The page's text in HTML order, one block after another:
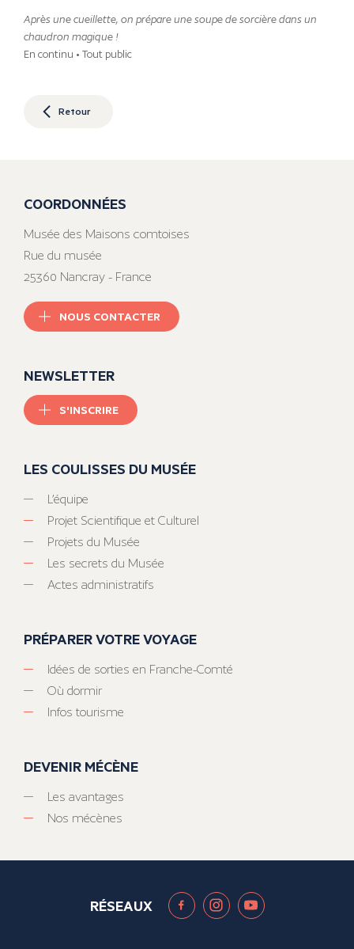
Après une cueillette, on prépare une soupe de sorcière dans un
chaudron magique !
En continu • Tout public
Retour
COORDONNÉES
Musée des Maisons comtoises
Rue du musée
25360 Nancray - France
NOUS CONTACTER
NEWSLETTER
S'INSCRIRE
LES COULISSES DU MUSÉE
L’équipe
Projet Scientifique et Culturel
Projets du Musée
Les secrets du Musée
Actes administratifs
PRÉPARER VOTRE VOYAGE
Idées de sorties en Franche-Comté
Où dormir
Infos tourisme
DEVENIR MÉCÈNE
Les avantages
Nos mécènes
RÉSEAUX